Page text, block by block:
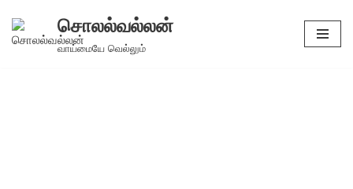
Skip
சொலல்வல்லன்
வாய்மையே வெல்லும்